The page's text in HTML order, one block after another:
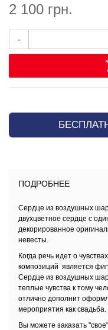
2 100 грн.
-
ПОДРОБНЕЕ
Cердце из воздушных
двухцветное сердце с
декорированное
невесты.
Когда речь идет о
композиций является
Сердце из воздушных
теплые чувства к тому
отлично дополнит
мероприятия как свадьба.
Вы можете заказать